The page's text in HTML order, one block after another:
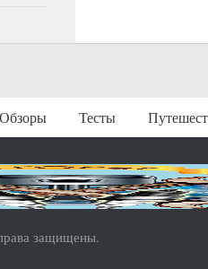
Обзоры Тесты
защищены.